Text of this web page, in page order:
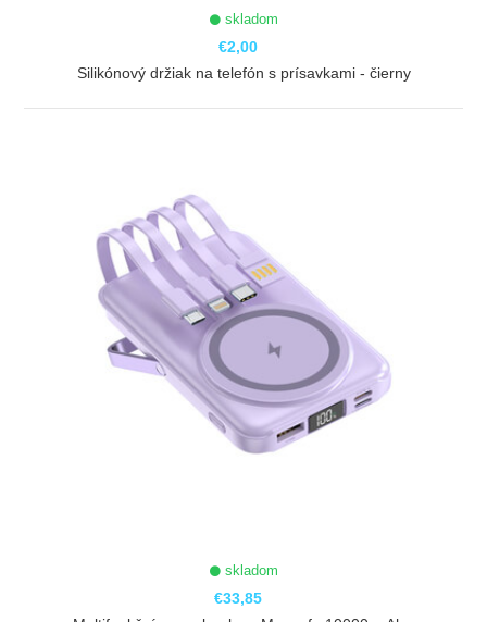
skladom
€2,00
Silikónový držiak na telefón s prísavkami - čierny
skladom
€33,85